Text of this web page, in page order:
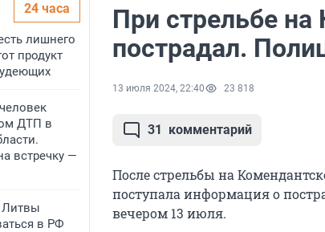
24 часа
лишнего
продукт
ДТП в
встречку —
Литвы
в РФ
При стрельбе
пострадал.
13 июля 2024, 22:40 23 818
31 комментарий
После стрельбы на
поступала информация о
вечером 13 июля.